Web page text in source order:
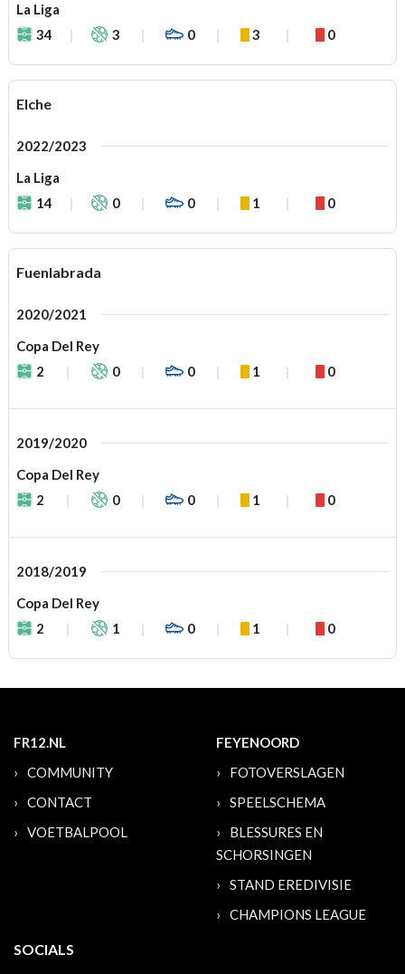
La Liga
34
3 0 3 0
Elche
2022/2023
La Liga
14
0 0 1 0
Fuenlabrada
2020/2021
Copa Del Rey
2
0 0 1 0
2019/2020
Copa Del Rey
2
0 0 1 0
2018/2019
Copa Del Rey
2
1 0 1 0
FR12.NL
COMMUNITY
CONTACT
VOETBALPOOL
FEYENOORD
FOTOVERSLAGEN
SPEELSCHEMA
BLESSURES EN
SCHORSINGEN
STAND EREDIVISIE
CHAMPIONS LEAGUE
SOCIALS